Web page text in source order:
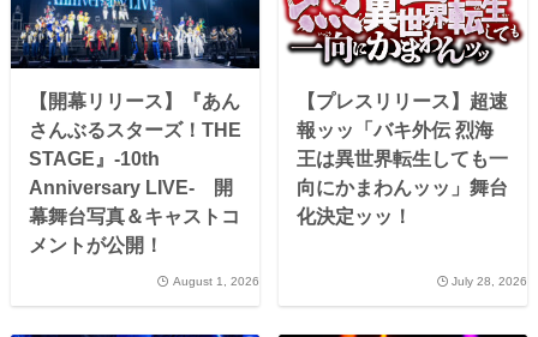
【開幕リリース】『あん
さんぶるスターズ！THE
STAGE』-10th
Anniversary LIVE- 開
幕舞台写真＆キャストコ
メントが公開！
August 1, 2026
【プレスリリース】超速
報ッッ「バキ外伝 烈海
王は異世界転生しても一
向にかまわんッッ」舞台
化決定ッッ！
July 28, 2026